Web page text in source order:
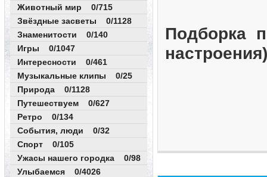
Животный мир 0/715
Звёздные засветы 0/1128
Знаменитости 0/140
Игры 0/1047
Интересности 0/461
Музыкальные клипы 0/25
Природа 0/1128
Путешествуем 0/627
Ретро 0/134
События, люди 0/32
Спорт 0/105
Ужасы нашего городка 0/98
Улыбаемся 0/4026
Подборка